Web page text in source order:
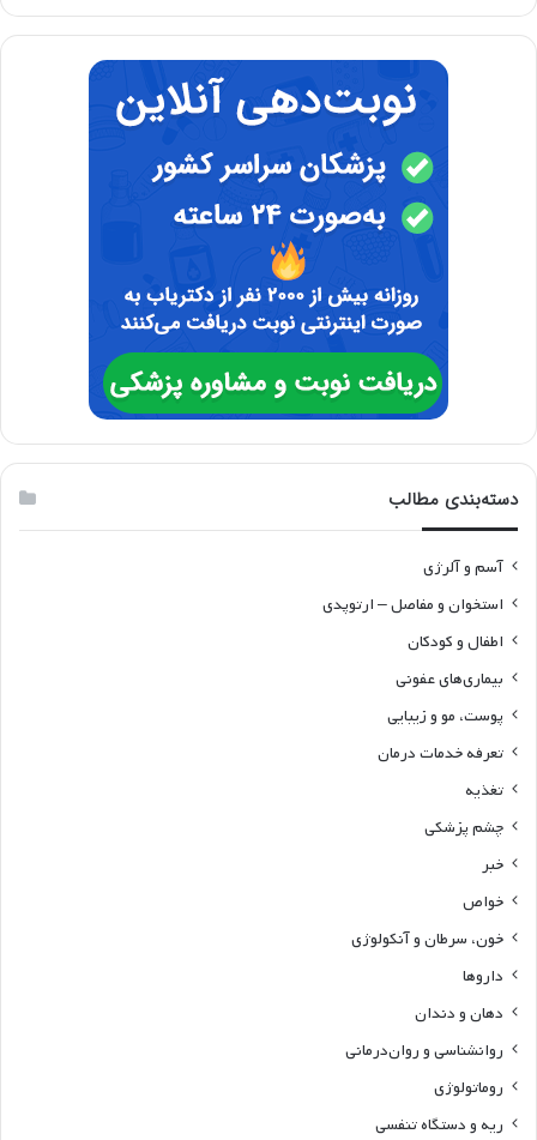
دسته‌بندی مطالب
آسم و آلرژی
استخوان و مفاصل – ارتوپدی
اطفال و کودکان
بیماری‌های عفونی
پوست، مو و زیبایی
تعرفه خدمات درمان
تغذیه
چشم پزشکی
خبر
خواص
خون، سرطان و آنکولوژی
داروها
دهان و دندان
روانشناسی و روان‌درمانی
روماتولوژی
ریه و دستگاه تنفسی